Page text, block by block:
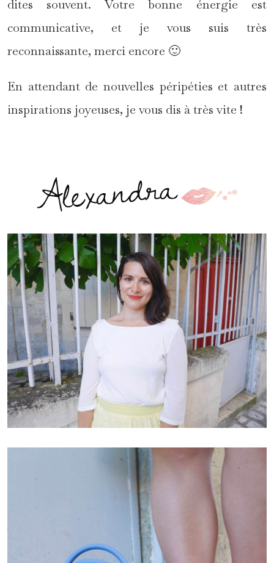
dites souvent. Votre bonne énergie est
communicative, et je vous suis très
reconnaissante, merci encore 🙂
En attendant de nouvelles péripéties et autres
inspirations joyeuses, je vous dis à très vite !